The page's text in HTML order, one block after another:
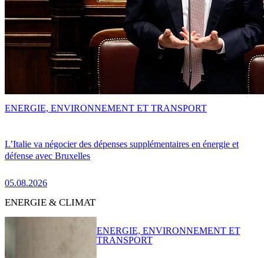
L’Italie va négocier des dépenses supplémentaires en énergie et
défense avec Bruxelles
05.08.2026
ENERGIE, ENVIRONNEMENT ET TRANSPORT
ENERGIE & CLIMAT
ENERGIE, ENVIRONNEMENT ET
TRANSPORT